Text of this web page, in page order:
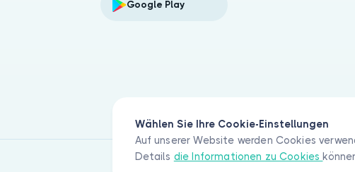
Wählen Sie Ihre Cookie-Einstellungen
Auf unserer Website werden Cookies
Details die Informationen zu Cookies
Google Play